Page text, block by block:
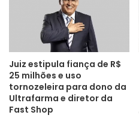
Juiz estipula fiança de R$
25 milhões e uso
tornozeleira para dono da
Ultrafarma e diretor da
Fast Shop